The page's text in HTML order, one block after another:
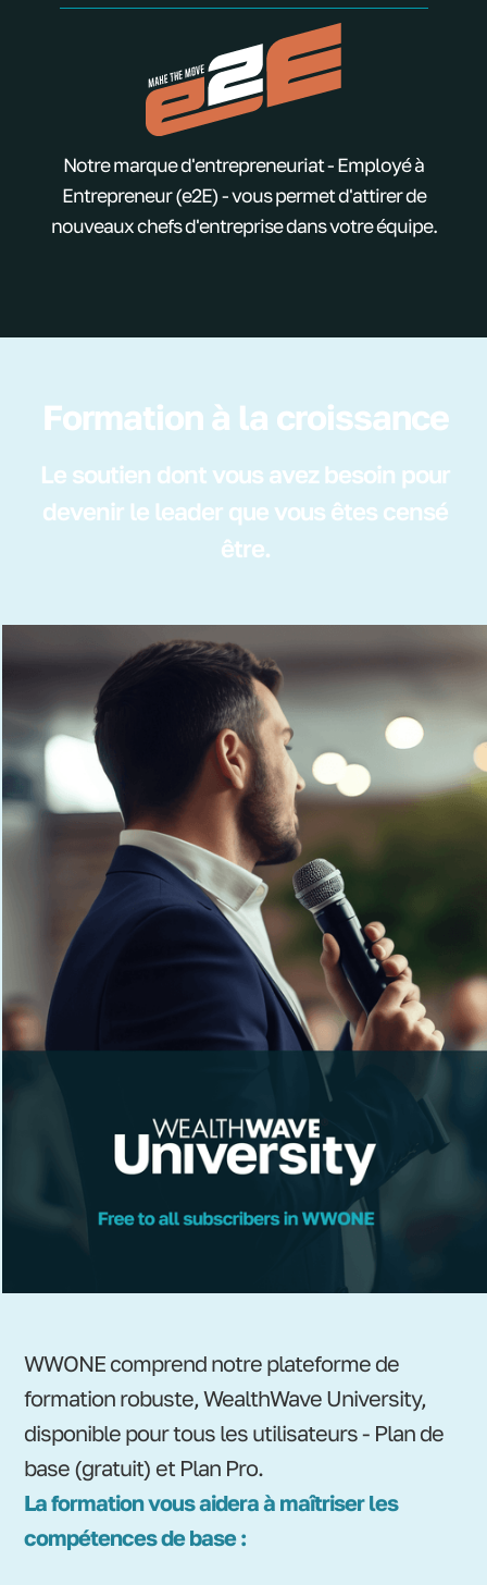
Notre marque d'entrepreneuriat - Employé à
Entrepreneur (e2E) - vous permet d'attirer de
nouveaux chefs d'entreprise dans votre équipe.
Formation à la croissance
Le soutien dont vous avez besoin pour
devenir le leader que vous êtes censé
être.
WWONE comprend notre plateforme de
formation robuste, WealthWave University,
disponible pour tous les utilisateurs - Plan de
base (gratuit) et Plan Pro.
La formation vous aidera à maîtriser les
compétences de base :